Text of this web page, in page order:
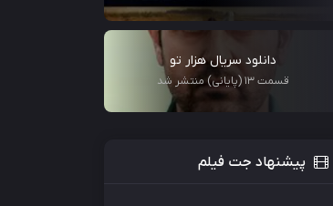
دانلود سریال هزار تو
قسمت 13 (پایانی) منتشر شد
پیشنهاد جت فیلم